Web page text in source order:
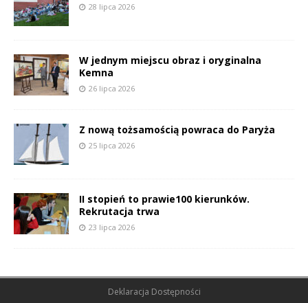
28 lipca 2026
W jednym miejscu obraz i oryginalna
Kemna
26 lipca 2026
Z nową tożsamością powraca do Paryża
25 lipca 2026
II stopień to prawie100 kierunków.
Rekrutacja trwa
23 lipca 2026
Deklaracja Dostępności